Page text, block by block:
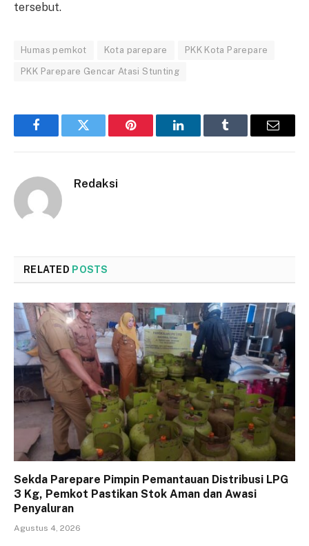
tersebut.
Humas pemkot Kota parepare PKK Kota Parepare
PKK Parepare Gencar Atasi Stunting
FacebookTwitter Pinterest LinkedInTumblr Email
Redaksi
RELATED POSTS
Sekda Parepare Pimpin Pemantauan Distribusi LPG
3 Kg, Pemkot Pastikan Stok Aman dan Awasi
Penyaluran
Agustus 4, 2026